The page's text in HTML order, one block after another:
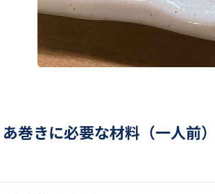
あ巻きに必要な材料（一人前